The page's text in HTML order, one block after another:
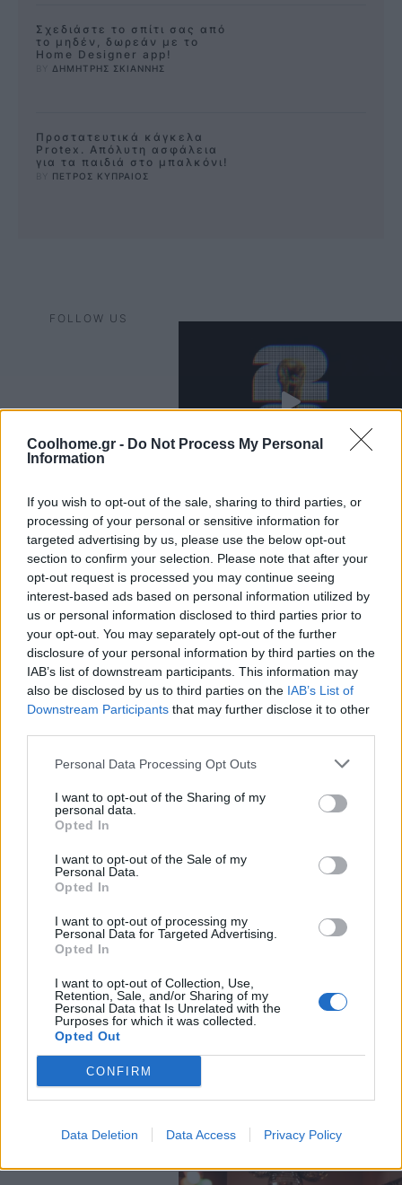
Coolhome.gr - Do Not Process My Personal
Information
If you wish to opt-out of the sale, sharing to third parties, or
processing of your personal or sensitive information for
targeted advertising by us, please use the below opt-out
section to confirm your selection. Please note that after your
opt-out request is processed you may continue seeing
interest-based ads based on personal information utilized by
us or personal information disclosed to third parties prior to
your opt-out. You may separately opt-out of the further
disclosure of your personal information by third parties on the
IAB’s list of downstream participants. This information may
also be disclosed by us to third parties on the IAB’s List of
Downstream Participants that may further disclose it to other
Personal Data Processing Opt Outs
I want to opt-out of the Sharing of my
personal data.
Opted In
I want to opt-out of the Sale of my
Personal Data.
Opted In
I want to opt-out of processing my
Personal Data for Targeted Advertising.
Opted In
I want to opt-out of Collection, Use,
Retention, Sale, and/or Sharing of my
Personal Data that Is Unrelated with the
Purposes for which it was collected.
Opted Out
CONFIRM
Data Deletion Data Access Privacy Policy
Σχεδιάστε το σπίτι σας από
το μηδέν, δωρεάν με το
Home Designer app!
ΔΗΜΗΤΡΗΣ ΣΚΙΑΝΝΗΣ
Προστατευτικά κάγκελα
Protex. Απόλυτη ασφάλεια
για τα παιδιά στο μπαλκόνι!
ΠΕΤΡΟΣ ΚΥΠΡΑΙΟΣ
FOLLOW US